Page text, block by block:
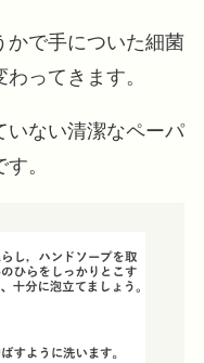
かで手についた細菌
ってきます。
いない清潔なペーパ
。